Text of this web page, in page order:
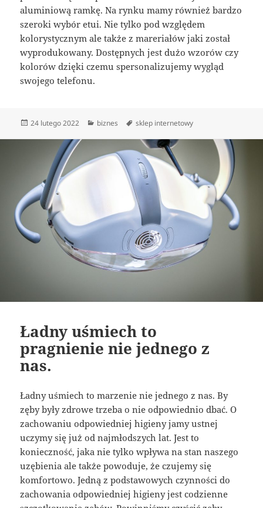
aluminiową ramkę. Na rynku mamy również bardzo
szeroki wybór etui. Nie tylko pod względem
kolorystycznym ale także z mareriałów jaki został
wyprodukowany. Dostępnych jest dużo wzorów czy
kolorów dzięki czemu spersonalizujemy wygląd
swojego telefonu.
Data
24 lutego 2022 Kategorie
biznes Tagi
sklep internetowy
Ładny uśmiech to
pragnienie nie jednego z
nas.
Ładny uśmiech to marzenie nie jednego z nas. By
zęby były zdrowe trzeba o nie odpowiednio dbać. O
zachowaniu odpowiedniej higieny jamy ustnej
uczymy się już od najmłodszych lat. Jest to
konieczność, jaka nie tylko wpływa na stan naszego
uzębienia ale także powoduje, że czujemy się
komfortowo. Jedną z podstawowych czynności do
zachowania odpowiedniej higieny jest codzienne